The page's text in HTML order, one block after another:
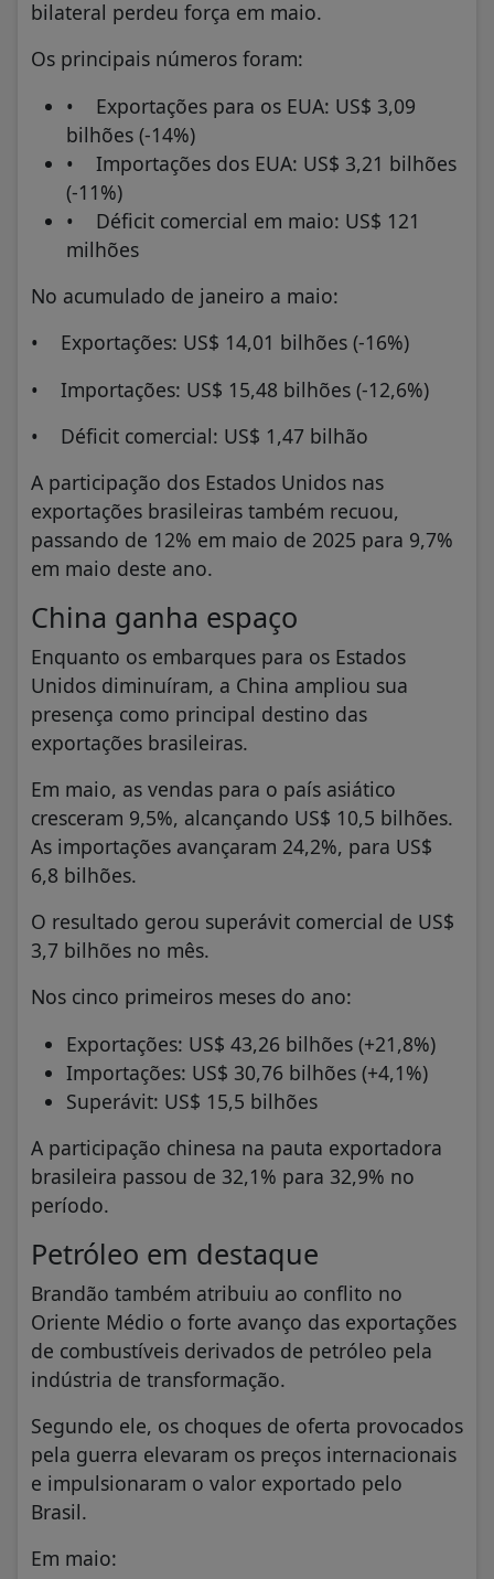
bilateral perdeu força em maio.
Os principais números foram:
• Exportações para os EUA: US$ 3,09
bilhões (-14%)
• Importações dos EUA: US$ 3,21 bilhões
(-11%)
• Déficit comercial em maio: US$ 121
milhões
No acumulado de janeiro a maio:
• Exportações: US$ 14,01 bilhões (-16%)
• Importações: US$ 15,48 bilhões (-12,6%)
• Déficit comercial: US$ 1,47 bilhão
A participação dos Estados Unidos nas
exportações brasileiras também recuou,
passando de 12% em maio de 2025 para 9,7%
em maio deste ano.
China ganha espaço
Enquanto os embarques para os Estados
Unidos diminuíram, a China ampliou sua
presença como principal destino das
exportações brasileiras.
Em maio, as vendas para o país asiático
cresceram 9,5%, alcançando US$ 10,5 bilhões.
As importações avançaram 24,2%, para US$
6,8 bilhões.
O resultado gerou superávit comercial de US$
3,7 bilhões no mês.
Nos cinco primeiros meses do ano:
Exportações: US$ 43,26 bilhões (+21,8%)
Importações: US$ 30,76 bilhões (+4,1%)
Superávit: US$ 15,5 bilhões
A participação chinesa na pauta exportadora
brasileira passou de 32,1% para 32,9% no
período.
Petróleo em destaque
Brandão também atribuiu ao conflito no
Oriente Médio o forte avanço das exportações
de combustíveis derivados de petróleo pela
indústria de transformação.
Segundo ele, os choques de oferta provocados
pela guerra elevaram os preços internacionais
e impulsionaram o valor exportado pelo
Brasil.
Em maio: